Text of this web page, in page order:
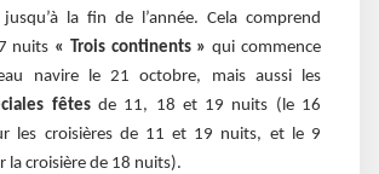
la fin de l’année. Cela comprend
nuits « Trois continents » qui commence
navire le 21 octobre, mais aussi les
fêtesde 11, 18 et 19 nuits (le 16
les croisières de 11 et 19 nuits, et le 9
la croisière de 18 nuits).